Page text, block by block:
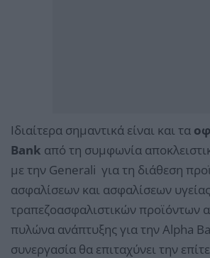
Ιδιαίτερα σημαντικά είναι και τα
Bank από τη συμφωνία
με την Generali για τη διάθεση
ασφαλίσεων και ασφαλίσεων
τραπεζοασφαλιστικών προϊόντων
πυλώνα ανάπτυξης για την Alpha
συνεργασία θα επιταχύνει την